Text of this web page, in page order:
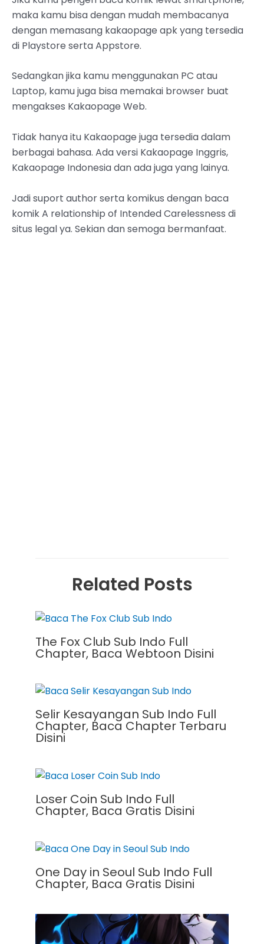
maka kamu bisa dengan mudah membacanya
dengan memasang kakaopage apk yang tersedia
di Playstore serta Appstore.
Sedangkan jika kamu menggunakan PC atau
Laptop, kamu juga bisa memakai browser buat
mengakses Kakaopage Web.
Tidak hanya itu Kakaopage juga tersedia dalam
berbagai bahasa. Ada versi Kakaopage Inggris,
Kakaopage Indonesia dan ada juga yang lainya.
Jadi suport author serta komikus dengan baca
komik A relationship of Intended Carelessness di
situs legal ya. Sekian dan semoga bermanfaat.
Related Posts
The Fox Club Sub Indo Full
Chapter, Baca Webtoon Disini
Selir Kesayangan Sub Indo Full
Chapter, Baca Chapter Terbaru
Disini
Loser Coin Sub Indo Full
Chapter, Baca Gratis Disini
One Day in Seoul Sub Indo Full
Chapter, Baca Gratis Disini